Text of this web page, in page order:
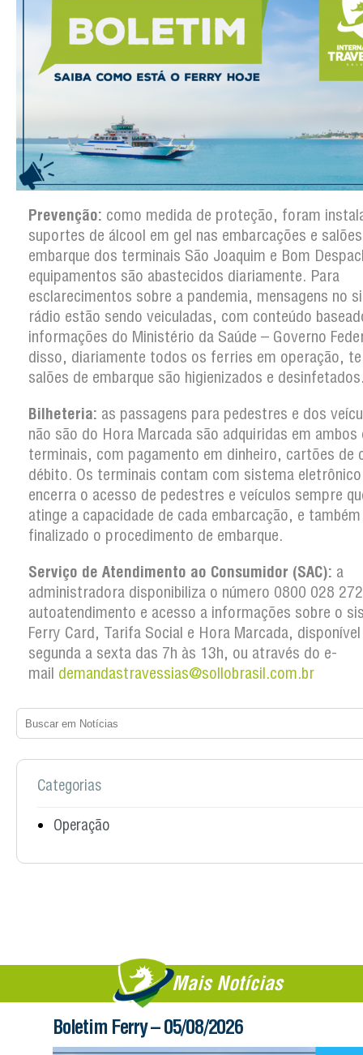
Prevenção: como medida de proteção, foram
suportes de álcool em gel nas embarcações e
embarque dos terminais São Joaquim e Bom
equipamentos são abastecidos diariamente. Para
esclarecimentos sobre a pandemia, mensagens no
rádio estão sendo veiculadas, com conteúdo
informações do Ministério da Saúde – Governo
disso, diariamente todos os ferries em operação,
salões de embarque são higienizados e
Bilheteria: as passagens para pedestres e dos
não são do Hora Marcada são adquiridas em ambos
terminais, com pagamento em dinheiro, cartões de
débito. Os terminais contam com sistema
encerra o acesso de pedestres e veículos sempre
atinge a capacidade de cada embarcação, e
finalizado o procedimento de embarque.
Serviço de Atendimento ao Consumidor (SAC): a
administradora disponibiliza o número 0800 028
autoatendimento e acesso a informações sobre o
Ferry Card, Tarifa Social e Hora Marcada,
segunda a sexta das 7h às 13h, ou através do e-
mail demandastravessias@sollobrasil.com.br
Categorias
Operação
Mais Notícias
Boletim Ferry – 05/08/2026